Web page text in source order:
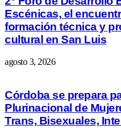
Escénicas, el
formación técnica y
cultural en San Luis
agosto 3, 2026
Córdoba se prepara
Plurinacional de
Trans, Bisexuales,